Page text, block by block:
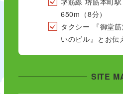
650m（8分）
タクシー 『御堂
いのビル』とお伝
SITE